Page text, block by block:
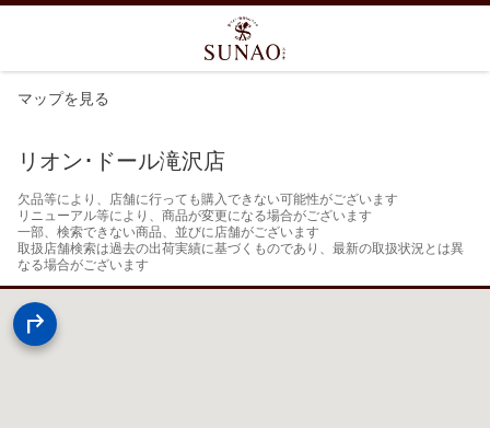
マップを見る
リオン･ドール滝沢店
欠品等により、店舗に行っても購入できない可能性がございます
リニューアル等により、商品が変更になる場合がございます
一部、検索できない商品、並びに店舗がございます
取扱店舗検索は過去の出荷実績に基づくものであり、最新の取扱状況とは異
なる場合がございます